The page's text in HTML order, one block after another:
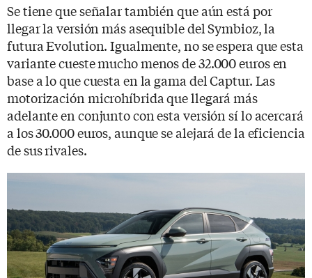
Se tiene que señalar también que aún está por
llegar la versión más asequible del Symbioz, la
futura Evolution. Igualmente, no se espera que esta
variante cueste mucho menos de 32.000 euros en
base a lo que cuesta en la gama del Captur. Las
motorización microhíbrida que llegará más
adelante en conjunto con esta versión sí lo acercará
a los 30.000 euros, aunque se alejará de la eficiencia
de sus rivales.